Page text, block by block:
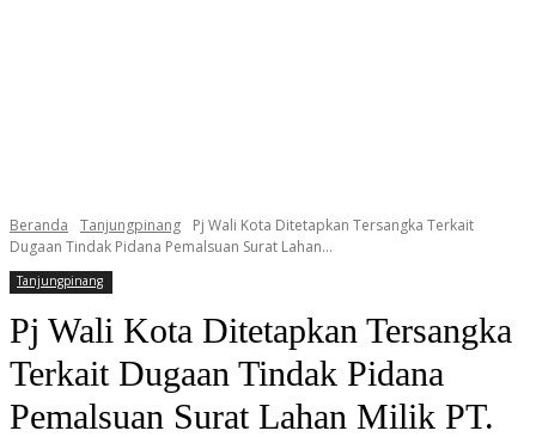
Beranda Tanjungpinang
Pj Wali Kota Ditetapkan Tersangka Terkait
Dugaan Tindak Pidana Pemalsuan Surat Lahan...
Tanjungpinang
Pj Wali Kota Ditetapkan Tersangka
Terkait Dugaan Tindak Pidana
Pemalsuan Surat Lahan Milik PT.